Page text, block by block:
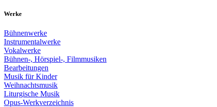
Werke
Bühnenwerke
Instrumentalwerke
Vokalwerke
Bühnen-, Hörspiel-, Filmmusiken
Bearbeitungen
Musik für Kinder
Weihnachtsmusik
Liturgische Musik
Opus-Werkverzeichnis